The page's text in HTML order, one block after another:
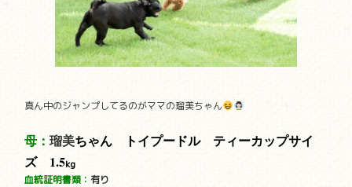
真ん中のジャンプしてるのがママの瑠美ちゃん
母：瑠美ちゃん トイプードル ティーカップサイ
ズ 1.5kg
血統証明書類： 有り